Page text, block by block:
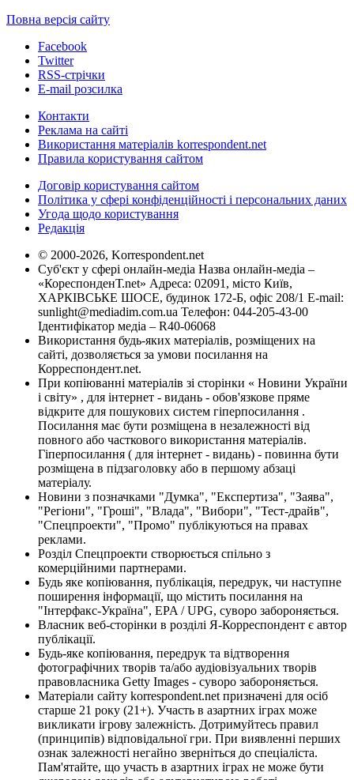
Повна версія сайту
Facebook
Twitter
RSS-стрічки
E-mail розсилка
Контакти
Реклама на сайті
Використання матеріалів korrespondent.net
Правила користування сайтом
Договір користування сайтом
Політика у сфері конфіденційності і персональних даних
Угода щодо користування
Редакція
© 2000-2026, Korrespondent.net
Суб'єкт у сфері онлайн-медіа Назва онлайн-медіа –
«КореспонденТ.net» Адреса: 02091, місто Київ,
ХАРКІВСЬКЕ ШОСЕ, будинок 172-Б, офіс 208/1 E-mail:
sunlight@mediadim.com.ua Телефон: 044-205-43-00
Ідентифікатор медіа – R40-06068
Використання будь-яких матеріалів, розміщених на
сайті, дозволяється за умови посилання на
Корреспондент.net.
При копіюванні матеріалів зі сторінки « Новини України
і світу» , для інтернет - видань - обов'язкове пряме
відкрите для пошукових систем гіперпосилання .
Посилання має бути розміщена в незалежності від
повного або часткового використання матеріалів.
Гіперпосилання ( для інтернет - видань) - повинна бути
розміщена в підзаголовку або в першому абзаці
матеріалу.
Новини з позначками "Думка", "Експертиза", "Заява",
"Регіони", "Гроші", "Влада", "Вибори", "Тест-драйв",
"Спецпроекти", "Промо" публікуються на правах
реклами.
Розділ Спецпроекти створюється спільно з
комерційними партнерами.
Будь яке копіювання, публікація, передрук, чи наступне
поширення інформації, що містить посилання на
"Інтерфакс-Україна", EPA / UPG, суворо забороняється.
Власник веб-сторінки в розділі Я-Корреспондент є автор
публікації.
Будь-яке копіювання, передрук та відтворення
фотографічних творів та/або аудіовізуальних творів
правовласника Getty Images - суворо забороняється.
Матеріали сайту korrespondent.net призначені для осіб
старше 21 року (21+). Участь в азартних іграх може
викликати ігрову залежність. Дотримуйтесь правил
(принципів) відповідальної гри. При виявленні перших
ознак залежності негайно зверніться до спеціаліста.
Пам'ятайте, що участь в азартних іграх не може бути